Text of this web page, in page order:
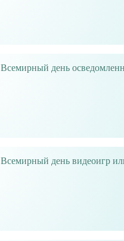
Всемирный день
Всемирный день видеоигр